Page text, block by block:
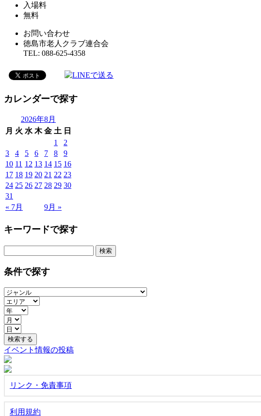
入場料
無料
お問い合わせ
徳島市老人クラブ連合会
TEL: 088-625-4358
カレンダーで探す
2026年8月
月 火 水 木 金 土 日
« 7月 9月 »
1
2
3
4 5 6 7 8
9
10 11 12 13 14 15 16
17 18 19 20 21 22 23
24 25 26 27 28 29 30
31
キーワードで探す
条件で探す
イベント情報の投稿
リンク・免責事項
利用規約